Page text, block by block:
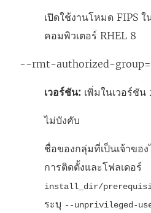
เปิดใช้งานโหมด FIPS
คอมพิวเตอร์ RHEL 8
--rmt-authorized-
เวอร์ชัน: เพิ่มในเวอร์ชัน
ไม่บังคับ
ชื่อของกลุ่มที่เป็นเจ้าขอ
การติดตั้งและโฟลเดอร์
install_dir/
ระบุ --unprivileged-